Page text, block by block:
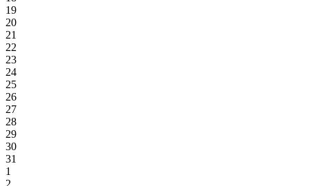
19
20
21
22
23
24
25
26
27
28
29
30
31
1